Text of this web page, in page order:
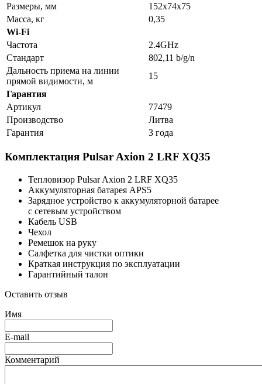
Размеры, мм
152x74x75
Масса, кг
0,35
Wi-Fi
Частота
2.4GHz
Стандарт
802,11 b/g/n
Дальность приема на линии
прямой видимости, м
15
Гарантия
Артикул
77479
Производство
Литва
Гарантия
3 года
Комплектация Pulsar Axion 2 LRF XQ35
Тепловизор Pulsar Axion 2 LRF XQ35
Аккумуляторная батарея АPS5
Зарядное устройство к аккумуляторной батарее
с сетевым устройством
Кабель USB
Чехол
Ремешок на руку
Салфетка для чистки оптики
Краткая инструкция по эксплуатации
Гарантийный талон
Оставить отзыв
Имя
E-mail
Комментарий